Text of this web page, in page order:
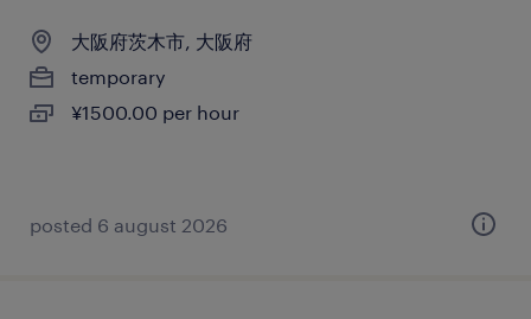
大阪府茨木市, 大阪府
temporary
¥1500.00 per hour
posted 6 august 2026